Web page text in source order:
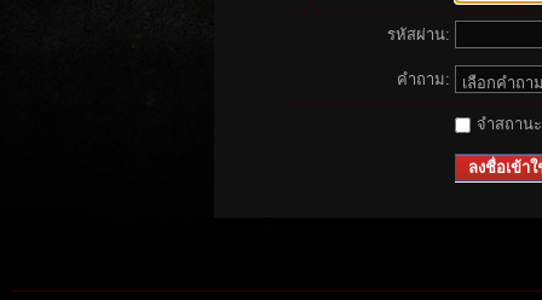
รหัสผ่าน:
คำถาม:
จำสถาน
ลงชื่อเข้าใ